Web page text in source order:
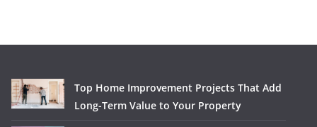
Top Home Improvement Projects That Add
Long-Term Value to Your Property